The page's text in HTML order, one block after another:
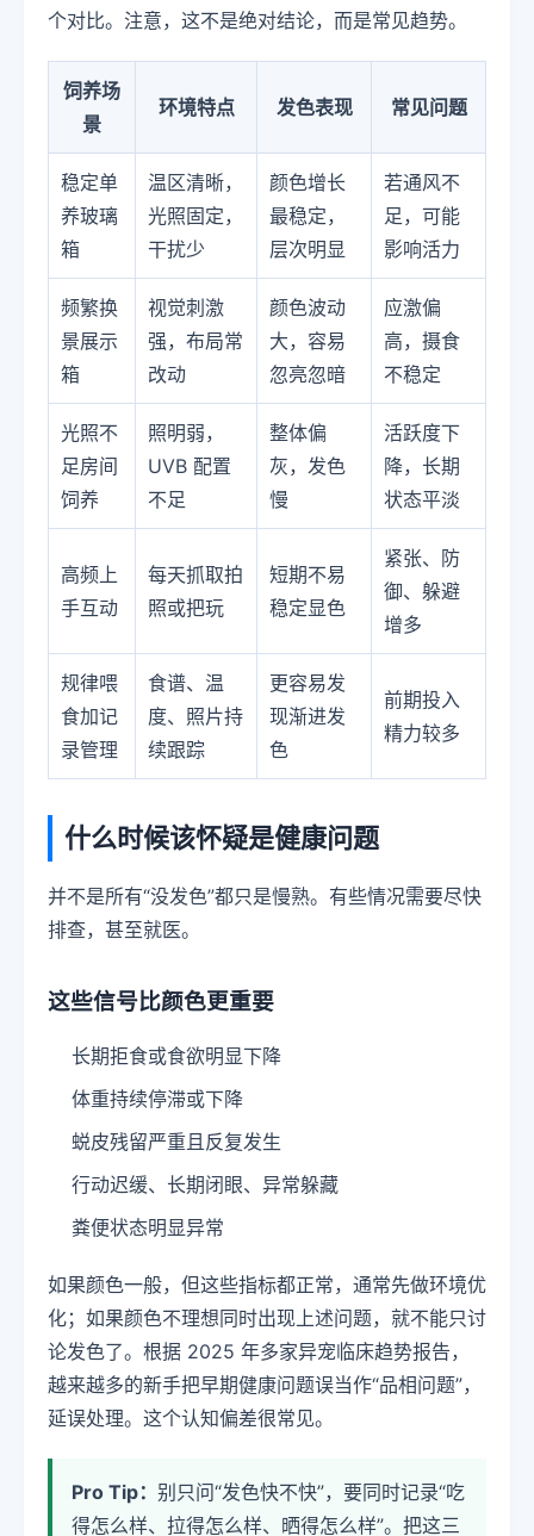
个对比。注意，这不是绝对结论，而是常见趋势。
饲养场
景
环境特点 发色表现 常见问题
稳定单
养玻璃
箱
温区清晰，
光照固定，
干扰少
颜色增长
最稳定，
层次明显
若通风不
足，可能
影响活力
频繁换
景展示
箱
视觉刺激
强，布局常
改动
颜色波动
大，容易
忽亮忽暗
应激偏
高，摄食
不稳定
光照不
足房间
饲养
照明弱，
UVB 配置
不足
整体偏
灰，发色
慢
活跃度下
降，长期
状态平淡
高频上
手互动
每天抓取拍
照或把玩
短期不易
稳定显色
紧张、防
御、躲避
增多
规律喂
食加记
录管理
食谱、温
度、照片持
续跟踪
更容易发
现渐进发
色
前期投入
精力较多
什么时候该怀疑是健康问题
并不是所有“没发色”都只是慢熟。有些情况需要尽快
排查，甚至就医。
这些信号比颜色更重要
长期拒食或食欲明显下降
体重持续停滞或下降
蜕皮残留严重且反复发生
行动迟缓、长期闭眼、异常躲藏
粪便状态明显异常
如果颜色一般，但这些指标都正常，通常先做环境优
化；如果颜色不理想同时出现上述问题，就不能只讨
论发色了。根据 2025 年多家异宠临床趋势报告，
越来越多的新手把早期健康问题误当作“品相问题”，
延误处理。这个认知偏差很常见。
Pro Tip： 别只问“发色快不快”，要同时记录“吃
得怎么样、拉得怎么样、晒得怎么样”。把这三